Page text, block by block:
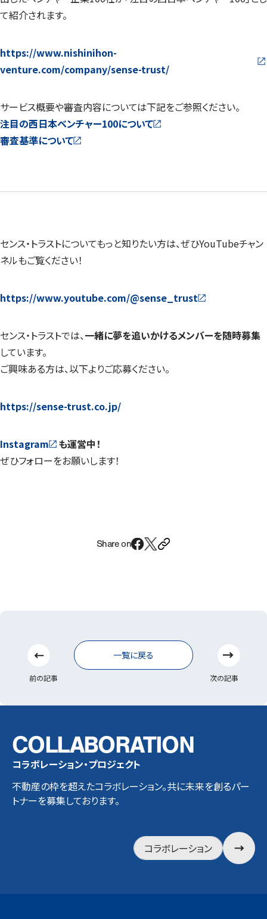
て紹介されます。
https://www.nishinihon-
venture.com/company/sense-trust/
サービス概要や審査内容については下記をご参照ください。
注目の西日本ベンチャー100について
審査基準について
センス・トラストについてもっと知りたい方は、ぜひYouTubeチャン
ネルもご覧ください！
https://www.youtube.com/@sense_trust
センス・トラストでは、一緒に夢を追いかけるメンバーを随時募集
しています。
ご興味ある方は、以下よりご応募ください。
https://sense-trust.co.jp/
Instagram
も運営中！
ぜひフォローをお願いします！
Share on
前の記事 一覧に戻る 次の記事
COLLABORATION
コラボレーション・プロジェクト
不動産の枠を超えたコラボレーション。共に未来を創るパー
トナーを募集しております。
コラボレーション